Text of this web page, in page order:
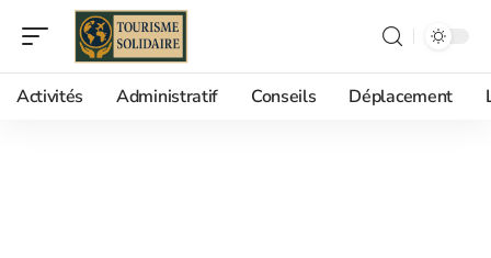
Activités Administratif Conseils Déplacement